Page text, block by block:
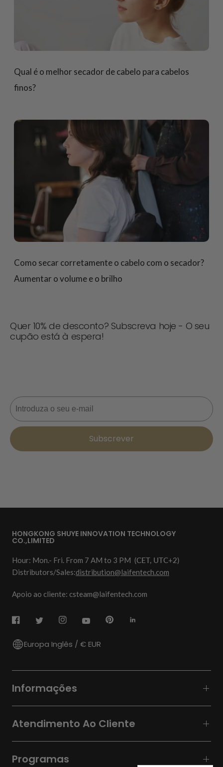
Qual é o melhor secador de cabelo para cabelos
finos?
Como secar corretamente o cabelo com o secador?
Aumentar o volume e o brilho
Quer 10% de desconto? Subscreva hoje - O seu
cupão está à espera!
Correio eletrónico
Subscrever
HONGKONG SHUYE INNOVATION TECHNOLOGY
CO.,LIMITED
Hour: Mon.- Fri. From 7 AM to 3 PM (CET, UTC+2)
Distributors/Sales:distribution@laifentech.com
Apoio ao cliente: csteam@laifentech.com
Europa Inglês / € EUR
Informações
Atendimento Ao Cliente
Programas